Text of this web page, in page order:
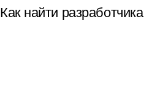
Как найти разработчика